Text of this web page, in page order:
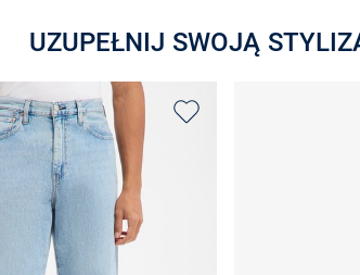
UZUPEŁNIJ SWOJĄ